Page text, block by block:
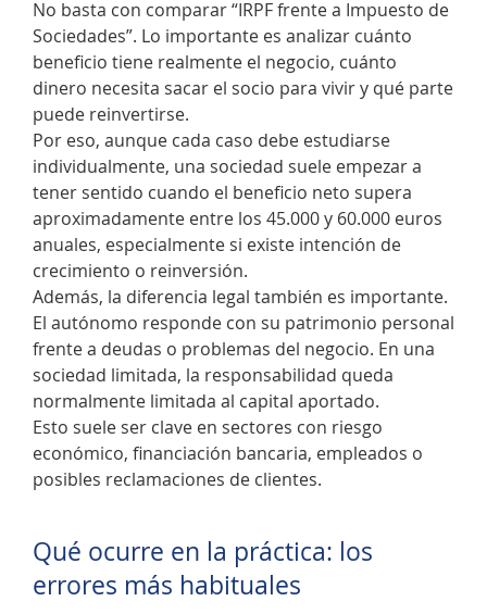
No basta con comparar “IRPF frente a Impuesto de
Sociedades”. Lo importante es analizar cuánto
beneficio tiene realmente el negocio, cuánto
dinero necesita sacar el socio para vivir y qué parte
puede reinvertirse.
Por eso, aunque cada caso debe estudiarse
individualmente, una sociedad suele empezar a
tener sentido cuando el beneficio neto supera
aproximadamente entre los 45.000 y 60.000 euros
anuales, especialmente si existe intención de
crecimiento o reinversión.
Además, la diferencia legal también es importante.
El autónomo responde con su patrimonio personal
frente a deudas o problemas del negocio. En una
sociedad limitada, la responsabilidad queda
normalmente limitada al capital aportado.
Esto suele ser clave en sectores con riesgo
económico, financiación bancaria, empleados o
posibles reclamaciones de clientes.
Qué ocurre en la práctica: los
errores más habituales